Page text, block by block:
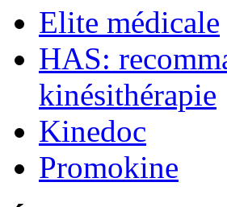
Elite médicale
HAS:
kinésithérapie
Kinedoc
Promokine